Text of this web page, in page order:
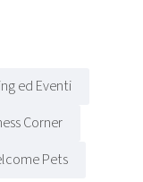
ed Eventi
Corner
Pets